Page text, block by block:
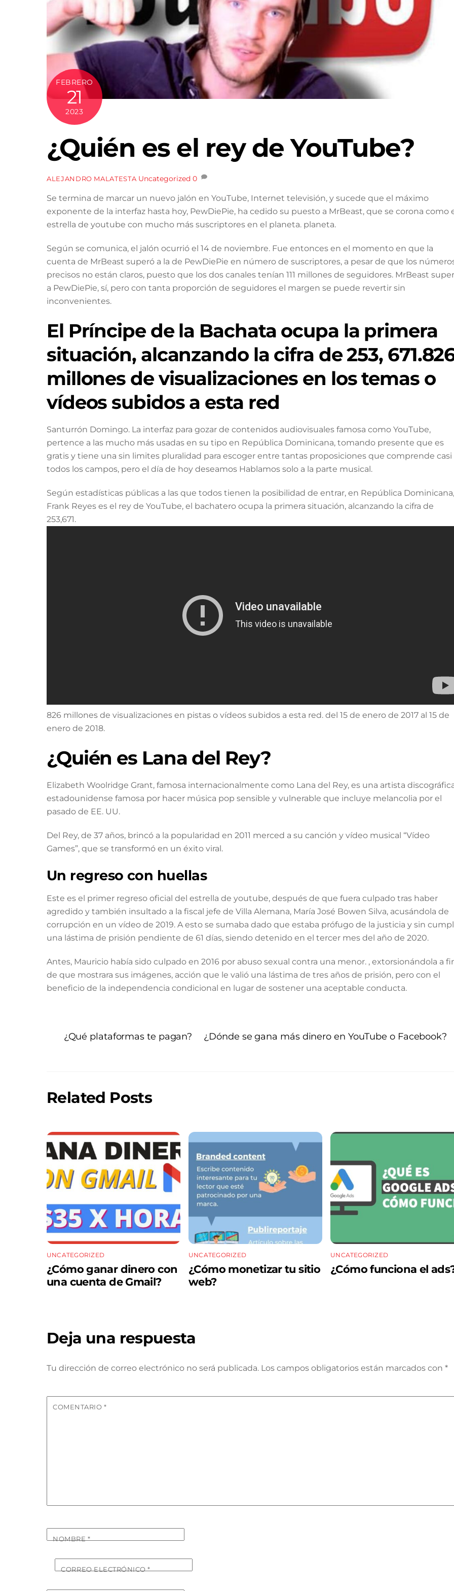
FEBRERO
21
2023
¿Quién es el rey de YouTube?
ALEJANDRO MALATESTA Uncategorized 0
Se termina de marcar un nuevo jalón en YouTube, Internet televisión, y sucede que el máximo
exponente de la interfaz hasta hoy, PewDiePie, ha cedido su puesto a MrBeast, que se corona como
estrella de youtube con mucho más suscriptores en el planeta. planeta.
Según se comunica, el jalón ocurrió el 14 de noviembre. Fue entonces en el momento en que la
cuenta de MrBeast superó a la de PewDiePie en número de suscriptores, a pesar de que los
precisos no están claros, puesto que los dos canales tenían 111 millones de seguidores. MrBeast
a PewDiePie, sí, pero con tanta proporción de seguidores el margen se puede revertir sin
inconvenientes.
El Príncipe de la Bachata ocupa la primera
situación, alcanzando la cifra de 253,
millones de visualizaciones en los temas o
vídeos subidos a esta red
Santurrón Domingo. La interfaz para gozar de contenidos audiovisuales famosa como YouTube,
pertence a las mucho más usadas en su tipo en República Dominicana, tomando presente que es
gratis y tiene una sin limites pluralidad para escoger entre tantas proposiciones que comprende casi
todos los campos, pero el día de hoy deseamos Hablamos solo a la parte musical.
Según estadísticas públicas a las que todos tienen la posibilidad de entrar, en República Dominicana,
Frank Reyes es el rey de YouTube, el bachatero ocupa la primera situación, alcanzando la cifra de
253,671.
826 millones de visualizaciones en pistas o vídeos subidos a esta red. del 15 de enero de 2017 al 15 de
enero de 2018.
¿Quién es Lana del Rey?
Elizabeth Woolridge Grant, famosa internacionalmente como Lana del Rey, es una artista
estadounidense famosa por hacer música pop sensible y vulnerable que incluye melancolia por el
pasado de EE. UU.
Del Rey, de 37 años, brincó a la popularidad en 2011 merced a su canción y vídeo musical “Vídeo
Games”, que se transformó en un éxito viral.
Un regreso con huellas
Este es el primer regreso oficial del estrella de youtube, después de que fuera culpado tras haber
agredido y también insultado a la fiscal jefe de Villa Alemana, María José Bowen Silva, acusándola de
corrupción en un vídeo de 2019. A esto se sumaba dado que estaba prófugo de la justicia y sin
una lástima de prisión pendiente de 61 días, siendo detenido en el tercer mes del año de 2020.
Antes, Mauricio había sido culpado en 2016 por abuso sexual contra una menor. , extorsionándola a
de que mostrara sus imágenes, acción que le valió una lástima de tres años de prisión, pero con el
beneficio de la independencia condicional en lugar de sostener una aceptable conducta.
¿Qué plataformas te pagan? ¿Dónde se gana más dinero en YouTube o Facebook?
Related Posts
UNCATEGORIZED
¿Cómo ganar dinero con
una cuenta de Gmail?
UNCATEGORIZED
¿Cómo monetizar tu sitio
web?
UNCATEGORIZED
¿Cómo funciona el
Deja una respuesta
Tu dirección de correo electrónico no será publicada. Los campos obligatorios están marcados con *
COMENTARIO *
NOMBRE*
CORREO ELECTRÓNICO*